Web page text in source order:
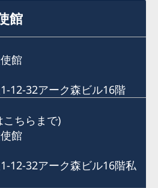
館
館
12-32アーク森ビル16階
ちらまで)
館
12-32アーク森ビル16階私